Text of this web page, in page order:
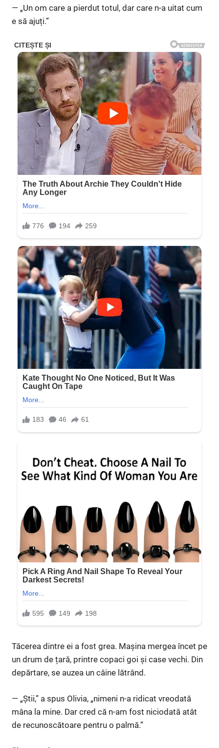
— „Un om care a pierdut totul, dar care n-a uitat cum
e să ajuți.”
Tăcerea dintre ei a fost grea. Mașina mergea încet pe
un drum de țară, printre copaci goi și case vechi. Din
depărtare, se auzea un câine lătrând.
— „Știi,” a spus Olivia, „nimeni n-a ridicat vreodată
mâna la mine. Dar cred că n-am fost niciodată atât
de recunoscătoare pentru o palmă.”